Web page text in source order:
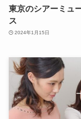
東京のシアーミュ
ス
2024年1月15日